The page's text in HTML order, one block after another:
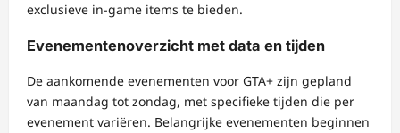
exclusieve in-game items te bieden.
Evenementenoverzicht met data en tijden
De aankomende evenementen voor GTA+ zijn gepland
van maandag tot zondag, met specifieke tijden die per
evenement variëren. Belangrijke evenementen beginnen